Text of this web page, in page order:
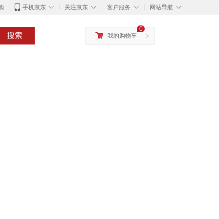
◇
手机京东 ◇
关注京东 ◇
客户服务 ◇
网站导航
搜索 >
0
我的购物车